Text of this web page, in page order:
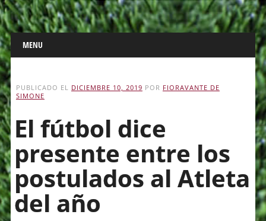
Main menu
Skip
to
content
MENU
PUBLICADO EL DICIEMBRE 10, 2019 POR FIORAVANTE DE
SIMONE
El fútbol dice
presente entre los
postulados al Atleta
del año